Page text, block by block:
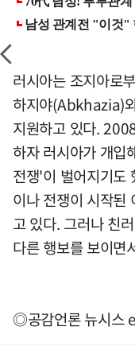
러시아는 조지아로
하지야(Abkhazia)
지원하고 있다.
하자 러시아가 개입
전쟁'이 벌어지기도
이나 전쟁이 시작된
고 있다. 그러나 친
다른 행보를 보이면
◎공감언론 뉴시스